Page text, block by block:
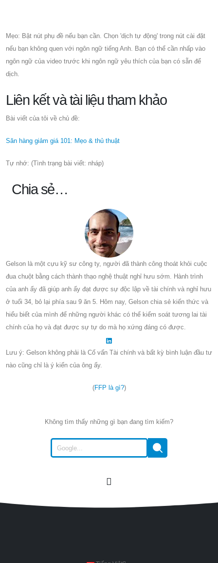
Mẹo: Bật nút phụ đề nếu bạn cần. Chọn 'dịch tự động' trong nút cài đặt
nếu bạn không quen với ngôn ngữ tiếng Anh. Bạn có thể cần nhấp vào
ngôn ngữ của video trước khi ngôn ngữ yêu thích của bạn có sẵn để
dịch.
Liên kết và tài liệu tham khảo
Bài viết của tôi về chủ đề:
Săn hàng giảm giá 101: Mẹo & thủ thuật
Tự nhớ: (Tình trạng bài viết: nháp)
Chia sẻ…
Gelson là một cựu kỹ sư công ty, người đã thành công thoát khỏi cuộc
đua chuột bằng cách thành thạo nghệ thuật nghỉ hưu sớm. Hành trình
của anh ấy đã giúp anh ấy đạt được sự độc lập về tài chính và nghỉ hưu
ở tuổi 34, bỏ lại phía sau 9 ăn 5. Hôm nay, Gelson chia sẻ kiến thức và
hiểu biết của mình để những người khác có thể kiểm soát tương lai tài
chính của họ và đạt được sự tự do mà họ xứng đáng có được.
Lưu ý: Gelson không phải là Cố vấn Tài chính và bất kỳ bình luận đầu tư
nào cũng chỉ là ý kiến của ông ấy.
(FFP là gì?)
Không tìm thấy những gì bạn đang tìm kiếm?